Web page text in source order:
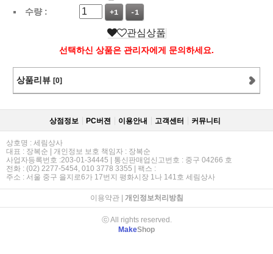
수량 :
+1 -1
관심상품
선택하신 상품은 관리자에게 문의하세요.
상품리뷰 [0]
상점정보 PC버젼 이용안내 고객센터 커뮤니티
상호명 : 세림상사
대표 : 장복순 | 개인정보 보호 책임자 : 장복순
사업자등록번호 :203-01-34445 | 통신판매업신고번호 : 중구 04266 호
전화 : (02) 2277-5454, 010 3778 3355 | 팩스 :
주소 : 서울 중구 을지로6가 17번지 평화시장 1나 141호 세림상사
이용약관| 개인정보처리방침
ⓒ All rights reserved.
MakeShop